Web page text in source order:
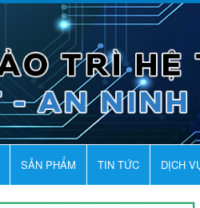
SẢN PHẨM TIN TỨC DỊCH